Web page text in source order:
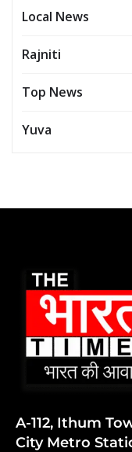
Local News
Rajniti
Top News
Yuva
A-112, Ithum
City Metro